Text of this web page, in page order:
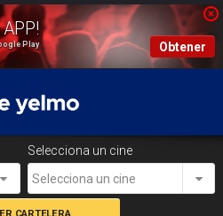
Play Obtener
Selecciona un cine
Selecciona un cine